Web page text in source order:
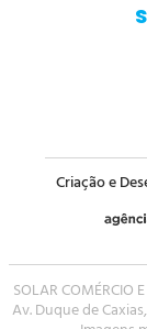
Criação e
SOLAR COMÉRCIO
Av. Duque de